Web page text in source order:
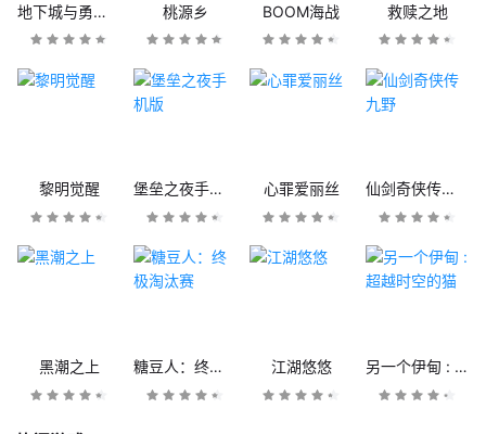
地下城与勇士M 桃源乡 BOOM海战 救赎之地
黎明觉醒 堡垒之夜手机版 心罪爱丽丝 仙剑奇侠传九野
黑潮之上 糖豆人：终极淘汰赛 江湖悠悠 另一个伊甸 : 超越时空的猫